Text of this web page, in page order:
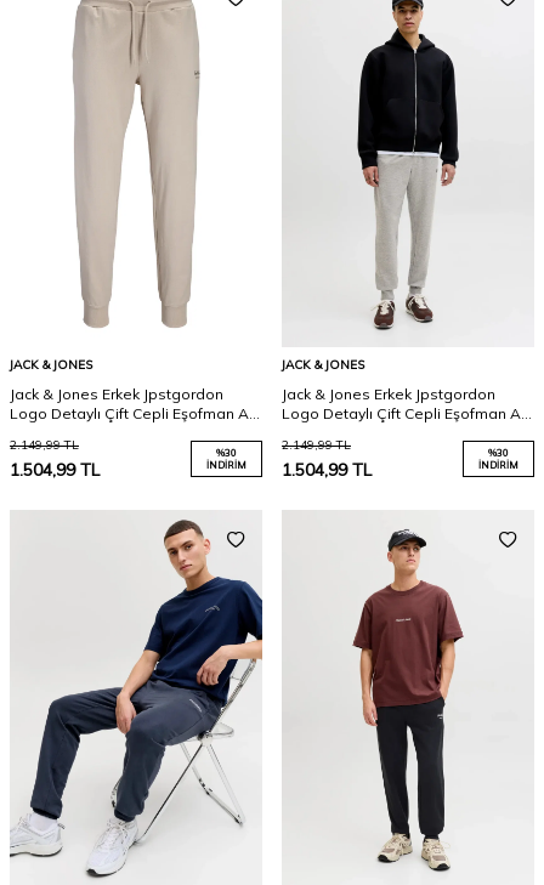
JACK & JONES
Jack & Jones Erkek Jpstgordon
Logo Detaylı Çift Cepli Eşofman Altı
2.149,99TL
1.504,99TL
%30
İNDIRIM
JACK & JONES
Jack & Jones Erkek Jpstgordon
Logo Detaylı Çift Cepli Eşofman Altı
2.149,99TL
1.504,99TL
%30
İNDIRIM